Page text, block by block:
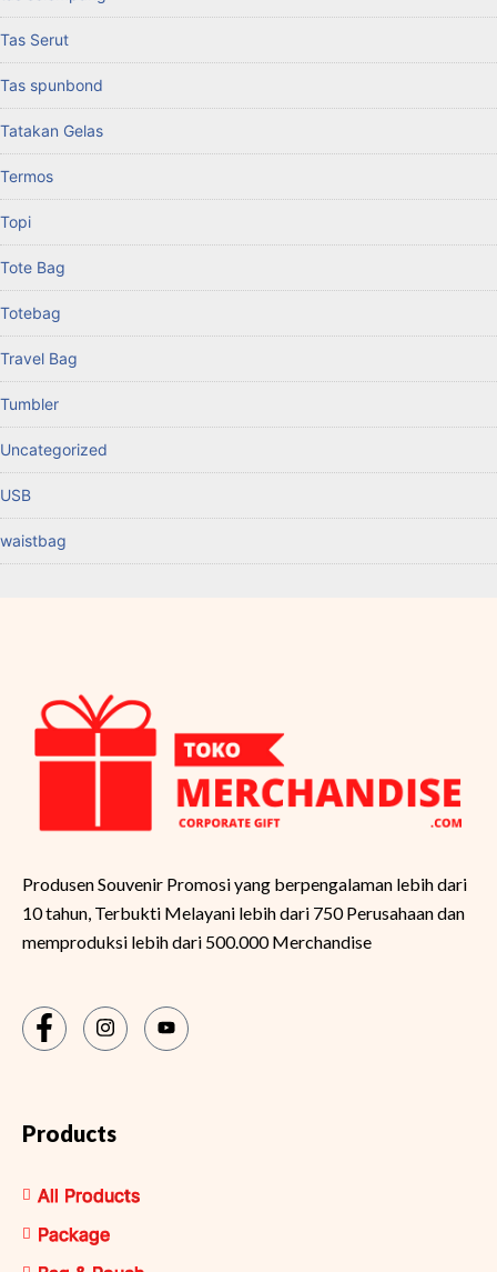
Tas Serut
Tas spunbond
Tatakan Gelas
Termos
Topi
Tote Bag
Totebag
Travel Bag
Tumbler
Uncategorized
USB
waistbag
Produsen Souvenir Promosi yang berpengalaman lebih dari
10 tahun, Terbukti Melayani lebih dari 750 Perusahaan dan
memproduksi lebih dari 500.000 Merchandise
Products
All Products
Package